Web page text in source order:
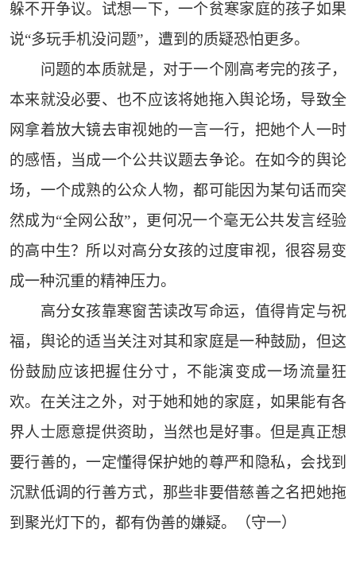
躲不开争议。试想一下，一个贫寒家庭的孩子如果
说“多玩手机没问题”，遭到的质疑恐怕更多。
问题的本质就是，对于一个刚高考完的孩子，
本来就没必要、也不应该将她拖入舆论场，导致全
网拿着放大镜去审视她的一言一行，把她个人一时
的感悟，当成一个公共议题去争论。在如今的舆论
场，一个成熟的公众人物，都可能因为某句话而突
然成为“全网公敌”，更何况一个毫无公共发言经验
的高中生？所以对高分女孩的过度审视，很容易变
成一种沉重的精神压力。
高分女孩靠寒窗苦读改写命运，值得肯定与祝
福，舆论的适当关注对其和家庭是一种鼓励，但这
份鼓励应该把握住分寸，不能演变成一场流量狂
欢。在关注之外，对于她和她的家庭，如果能有各
界人士愿意提供资助，当然也是好事。但是真正想
要行善的，一定懂得保护她的尊严和隐私，会找到
沉默低调的行善方式，那些非要借慈善之名把她拖
到聚光灯下的，都有伪善的嫌疑。（守一）